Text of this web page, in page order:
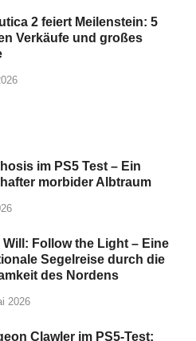
2 feiert Meilenstein: 5
Verkäufe und großes
im PS5 Test – Ein
morbider Albtraum
Will: Follow the Light – Eine
Segelreise durch die
des Nordens
2026
Clawler im PS5-Test: